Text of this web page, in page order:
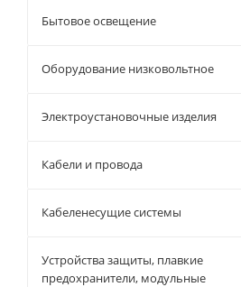
Бытовое освещение
Оборудование низковольтное
Электроустановочные изделия
Кабели и провода
Кабеленесущие системы
Устройства защиты, плавкие
предохранители, модульные